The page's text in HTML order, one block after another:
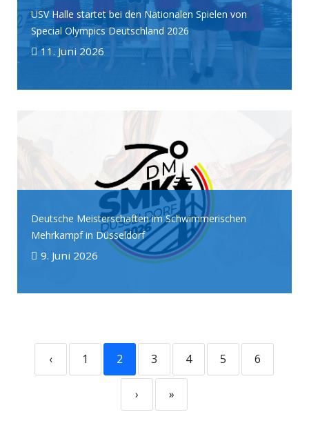
USV Halle startet bei den Nationalen Spielen von
Special Olympics Deutschland 2026
11. Juni 2026
Deutsche Meisterschaften im Schwimmerischen
Mehrkampf in Düsseldorf
9. Juni 2026
‹ 1 2 3 4 5 6
› »